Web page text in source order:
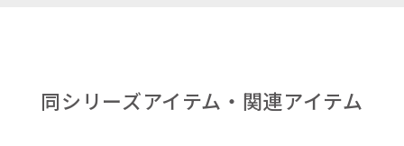
同シリーズアイテム・関連アイテム